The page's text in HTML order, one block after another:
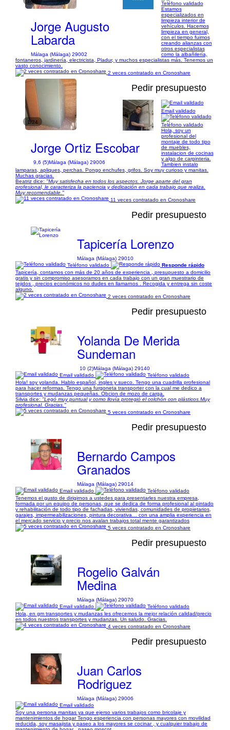
Jorge Augusto
Labarda
Málaga (Málaga) 29002
Teléfono validado
Estamos
especializados en
limpieza interior de
vehículos. Hacemos
limpieza en general,
con el tiempo fuimos
creando alianzas con
otros especialistas
como la albañilería,
fontaneros, jardinería, electricista, Pladur, y muchos especialistas más. Tenemos un
vasto conocimiento.
2 veces contratado en Cronoshare
1/24
Pedir presupuesto
Jorge Ortiz Escobar
9,6 (5)Málaga (Málaga) 29006
Email validado
Teléfono validado
Hola, soy un
profesional del
montaje de todo tipo
de muebles,
instalacion de cocinas
y algo de carpinteria.
Tambien instalo
lamparas, apliques, perchas. Pongo enchufes, grifos. Soy muy curioso y manitas.
Muchas gracias.
Beatriz dice: "Muy satisfecha en todos los aspectos. Jorge aparte del gran
profesional, le caracteriza la paciencia y dedicación en cada trabajo que realiza.
Muy recomendable."
11 veces contratado en Cronoshare
Pedir presupuesto
Tapicería Lorenzo
Málaga (Málaga) 29010
Teléfono validado
Responde rápido
Tapicería, contamos con más de 20 años de experiencia , presupuesto a domicilio
gratis y sin compromiso asesoramos en cada trabajo con un gran muestrario de
tejidos , precios económicos no dudes en llamarnos . Recogida y entrega sin coste
alguno.
2 veces contratado en Cronoshare
Pedir presupuesto
Yolanda De Merida
Sundeman
10 (2)Málaga (Málaga) 29140
Email validado
Teléfono validado
Hola! soy yolanda. Hablo español, ingles y sueco. Tengo una cuadrilla profesional
para hacer reformas. Tengo una furgoneta transporter con la cual me dedico a
transportes y mudanzas pequeñas. Obcion de mozo de carga.
Silvia dice: "Legó muy puntual y como llovía protegió el colchón con plásticos.Muy
profesional. Gracias."
5 veces contratado en Cronoshare
Pedir presupuesto
Bernardo Campos
Granados
Málaga (Málaga) 29014
Email validado
Teléfono validado
Tenemos el gusto de dirigirnos a ustedes para presentarles nuestra empresa,
formada por un equipo de personas, que se dedica de forma profesional al pintado
y rehabilitación de todo tipo de fachadas, viviendas, comunidades de propietarios,
garajes, impermeabilizaciones, pintura decorativa… con una amplia experiencia en
el mercado servicio y precio nos avalan trabajos total mente garantizados
5 veces contratado en Cronoshare
Pedir presupuesto
Rogelio Galván
Medina
Málaga (Málaga) 29070
Email validado
Teléfono validado
Hola, en gm transportes y mudanzas les ofrecemos la mejor relación calidad/precio
en todos nuestros transportes y mudanzas. Un saludo. Gracias.
4 veces contratado en Cronoshare
Pedir presupuesto
Juan Carlos
Rodriguez
Málaga (Málaga) 29006
Email validado
Soy una persona manitas ya que ejerso varios trabajos como bricolaje y
mantenimientos de hogar Tengo esperiencia con personas mayores con movilidad
reducida, soy masajista y paseo a los mayores se cocinar , y cualquier trabajo de